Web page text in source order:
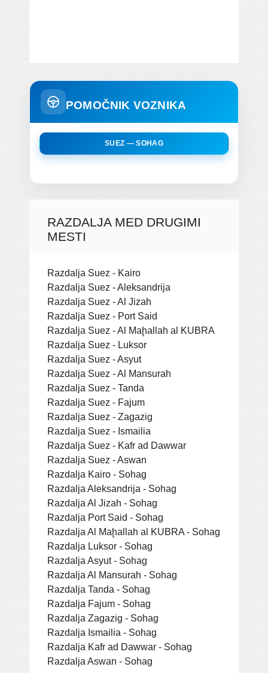
POMOČNIK VOZNIKA
SUEZ — SOHAG
RAZDALJA MED DRUGIMI
MESTI
Razdalja Suez - Kairo
Razdalja Suez - Aleksandrija
Razdalja Suez - Al Jizah
Razdalja Suez - Port Said
Razdalja Suez - Al Maḩallah al KUBRA
Razdalja Suez - Luksor
Razdalja Suez - Asyut
Razdalja Suez - Al Mansurah
Razdalja Suez - Tanda
Razdalja Suez - Fajum
Razdalja Suez - Zagazig
Razdalja Suez - Ismailia
Razdalja Suez - Kafr ad Dawwar
Razdalja Suez - Aswan
Razdalja Kairo - Sohag
Razdalja Aleksandrija - Sohag
Razdalja Al Jizah - Sohag
Razdalja Port Said - Sohag
Razdalja Al Maḩallah al KUBRA - Sohag
Razdalja Luksor - Sohag
Razdalja Asyut - Sohag
Razdalja Al Mansurah - Sohag
Razdalja Tanda - Sohag
Razdalja Fajum - Sohag
Razdalja Zagazig - Sohag
Razdalja Ismailia - Sohag
Razdalja Kafr ad Dawwar - Sohag
Razdalja Aswan - Sohag